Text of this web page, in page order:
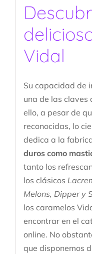
Vidal
Su capacidad de
una de las claves
ello, a pesar de
reconocidas, lo
dedica a la
duros como
tanto los
los clásicos
Melons, Dipper y
los caramelos
encontrar en el
online. No
que disponemos